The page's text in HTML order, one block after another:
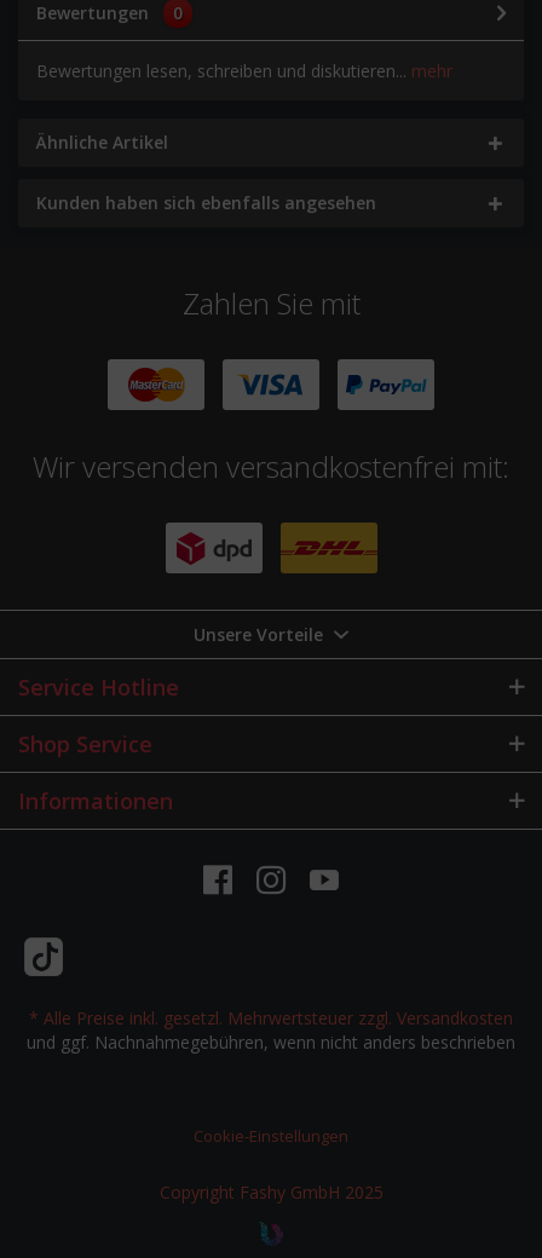
Bewertungen 0
Bewertungen lesen, schreiben und diskutieren... mehr
Ähnliche Artikel
Kunden haben sich ebenfalls angesehen
Zahlen Sie mit
Wir versenden versandkostenfrei mit:
Unsere Vorteile
Service Hotline
Shop Service
Informationen
* Alle Preise inkl. gesetzl. Mehrwertsteuer zzgl. Versandkosten
und ggf. Nachnahmegebühren, wenn nicht anders beschrieben
Cookie-Einstellungen
Copyright Fashy GmbH 2025